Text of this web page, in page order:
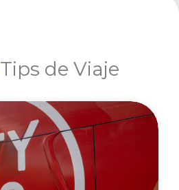
Tips de Viaje